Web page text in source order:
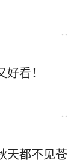
看！
天都不见苍